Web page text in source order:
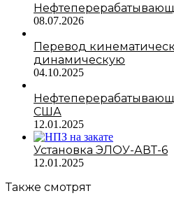
08.07.2026
Перевод
динамическую
04.10.2025
США
12.01.2025
Установка ЭЛОУ-АВТ-6
12.01.2025
Также смотрят